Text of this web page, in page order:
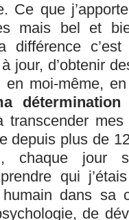
Ce que
mais bel et
jour, d’obtenir
moi-même,
détermination
transcender
depuis plus de
chaque jour
qui
humain dans sa
de